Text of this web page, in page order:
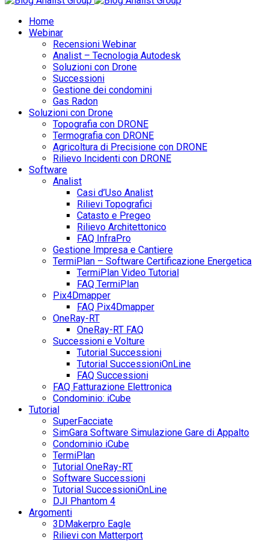
Home
Webinar
Recensioni Webinar
Analist – Tecnologia Autodesk
Soluzioni con Drone
Successioni
Gestione dei condomini
Gas Radon
Soluzioni con Drone
Topografia con DRONE
Termografia con DRONE
Agricoltura di Precisione con DRONE
Rilievo Incidenti con DRONE
Software
Analist
Casi d’Uso Analist
Rilievi Topografici
Catasto e Pregeo
Rilievo Architettonico
FAQ InfraPro
Gestione Impresa e Cantiere
TermiPlan – Software Certificazione Energetica
TermiPlan Video Tutorial
FAQ TermiPlan
Pix4Dmapper
FAQ Pix4Dmapper
OneRay-RT
OneRay-RT FAQ
Successioni e Volture
Tutorial Successioni
Tutorial SuccessioniOnLine
FAQ Successioni
FAQ Fatturazione Elettronica
Condominio: iCube
Tutorial
SuperFacciate
SimGara Software Simulazione Gare di Appalto
Condominio iCube
TermiPlan
Tutorial OneRay-RT
Software Successioni
Tutorial SuccessioniOnLine
DJI Phantom 4
Argomenti
3DMakerpro Eagle
Rilievi con Matterport